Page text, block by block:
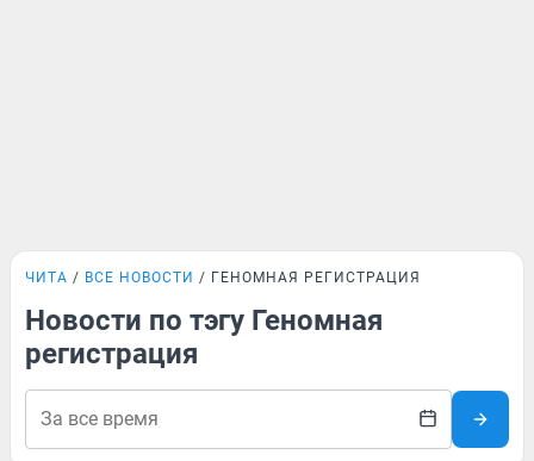
ЧИТА ВСЕ НОВОСТИ ГЕНОМНАЯ РЕГИСТРАЦИЯ
Новости по тэгу Геномная
регистрация